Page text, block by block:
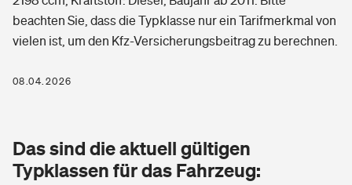
Arbeitsrechtsschutz
Berufshaftpflichtversicherung
Zur Übersicht
Tools
Glasversicherung
Pri­vate Haft­pflicht­
Kinderunfall­ver­si­che­rung
Gesundheit
Private Krankenversicherung
Dread-Disease-Versicherung
beachten Sie, dass die Typklasse nur ein Tarifmerkmal von
vielen ist, um den Kfz-Versicherungsbeitrag zu berechnen.
08.04.2026
Das sind die aktuell gültigen
Typklassen für das Fahrzeug: